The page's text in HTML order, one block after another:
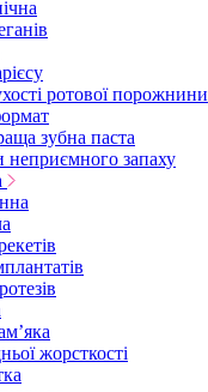
ротової порожнини
зубна паста
неприємного запаху
жорсткості